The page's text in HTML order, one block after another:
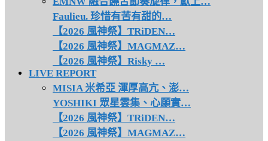
Faulieu. 珍惜有苦有甜的…
【2026 風神祭】TRiDEN…
【2026 風神祭】MAGMAZ…
【2026 風神祭】Risky …
LIVE REPORT
MISIA 米希亞 渾厚高亢、澎…
YOSHIKI 眾星雲集、心願實…
【2026 風神祭】TRiDEN…
【2026 風神祭】MAGMAZ…